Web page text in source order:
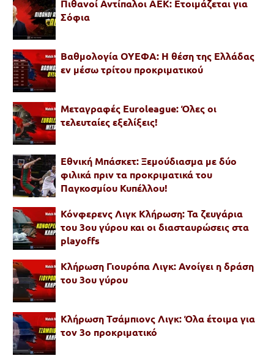
Πιθανοί Αντίπαλοι ΑΕΚ: Ετοιμάζεται για
Σόφια
Βαθμολογία ΟΥΕΦΑ: Η θέση της Ελλάδας
εν μέσω τρίτου προκριματικού
Μεταγραφές Euroleague: Όλες οι
τελευταίες εξελίξεις!
Εθνική Μπάσκετ: Ξεμούδιασμα με δύο
φιλικά πριν τα προκριματικά του
Παγκοσμίου Κυπέλλου!
Κόνφερενς Λιγκ Κλήρωση: Τα ζευγάρια
του 3ου γύρου και οι διασταυρώσεις στα
playoffs
Κλήρωση Γιουρόπα Λιγκ: Ανοίγει η δράση
του 3ου γύρου
Κλήρωση Τσάμπιονς Λιγκ: Όλα έτοιμα για
τον 3ο προκριματικό